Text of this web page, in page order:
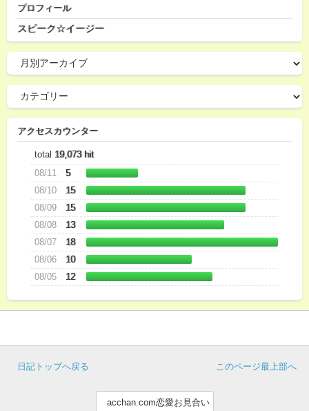
プロフィール
スピーク☆イージー
アクセスカウンター
total 19,073 hit
08/11
5
08/10
15
08/09
15
08/08
13
08/07
18
08/06
10
08/05
12
このページ最上部へ
日記トップへ戻る